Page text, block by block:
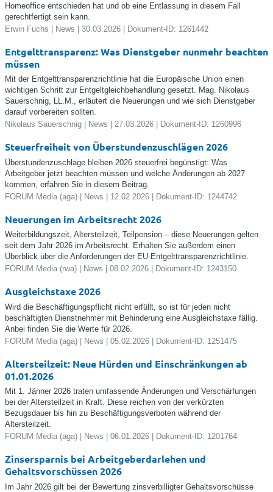
Homeoffice entschieden hat und ob eine Entlassung in diesem Fall
gerechtfertigt sein kann.
Erwin Fuchs | News | 30.03.2026 | Dokument-ID: 1261442
Entgelttransparenz: Was Dienstgeber nunmehr beachten
müssen
Mit der Entgelttransparenzrichtlinie hat die Europäische Union einen
wichtigen Schritt zur Entgeltgleichbehandlung gesetzt. Mag. Nikolaus
Sauerschnig, LL.M., erläutert die Neuerungen und wie sich Dienstgeber
darauf vorbereiten sollten.
Nikolaus Sauerschnig | News | 27.03.2026 | Dokument-ID: 1260996
Steuerfreiheit von Überstundenzuschlägen 2026
Überstundenzuschläge bleiben 2026 steuerfrei begünstigt: Was
Arbeitgeber jetzt beachten müssen und welche Änderungen ab 2027
kommen, erfahren Sie in diesem Beitrag.
FORUM Media (aga) | News | 12.02.2026 | Dokument-ID: 1244742
Neuerungen im Arbeitsrecht 2026
Weiterbildungszeit, Altersteilzeit, Teilpension – diese Neuerungen gelten
seit dem Jahr 2026 im Arbeitsrecht. Erhalten Sie außerdem einen
Überblick über die Anforderungen der EU-Entgelttransparenzrichtlinie.
FORUM Media (rwa) | News | 08.02.2026 | Dokument-ID: 1243150
Ausgleichstaxe 2026
Wird die Beschäftigungspflicht nicht erfüllt, so ist für jeden nicht
beschäftigten Dienstnehmer mit Behinderung eine Ausgleichstaxe fällig.
Anbei finden Sie die Werte für 2026.
FORUM Media (aga) | News | 05.02.2026 | Dokument-ID: 1251475
Altersteilzeit: Neue Hürden und Einschränkungen ab
01.01.2026
Mit 1. Jänner 2026 traten umfassende Änderungen und Verschärfungen
bei der Altersteilzeit in Kraft. Diese reichen von der verkürzten
Bezugsdauer bis hin zu Beschäftigungsverboten während der
Altersteilzeit.
FORUM Media (aga) | News | 06.01.2026 | Dokument-ID: 1201764
Zinsersparnis bei Arbeitgeberdarlehen und
Gehaltsvorschüssen 2026
Im Jahr 2026 gilt bei der Bewertung zinsverbilligter Gehaltsvorschüsse